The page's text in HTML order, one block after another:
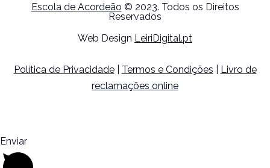
Escola de Acordeão © 2023. Todos os Direitos
Reservados
Web Design LeiriDigital.pt
Política de Privacidade| Termos e Condições
Livro de
reclamações online
Enviar